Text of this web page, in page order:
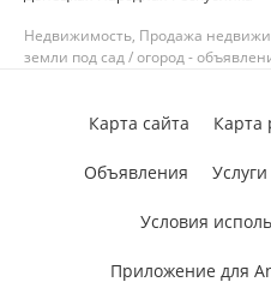
Недвижимость, Продажа
земли под сад / огород -
Карта сайта Карта
Объявления Услуги
Условия
Приложение для